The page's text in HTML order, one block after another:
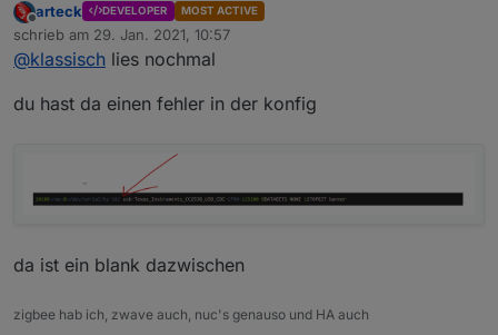
aus
ls -l /dev/serial/by-id
habe ich zusammengebastelt
funktioniert leider nicht. Kann man das irgendwie
debuggen?
Offline
arteck DEVELOPER MOST ACTIVE
schrieb am 29. Jan. 2021, 10:57
zuletzt editiert von
@klassisch lies nochmal
du hast da einen fehler in der konfig
da ist ein blank dazwischen
zigbee hab ich, zwave auch, nuc's genauso und HA auch